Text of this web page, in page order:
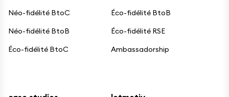
Néo-fidélité BtoC
Néo-fidélité BtoB
Éco-fidélité BtoC
Éco-fidélité BtoB
Éco-fidélité RSE
Ambassadorship